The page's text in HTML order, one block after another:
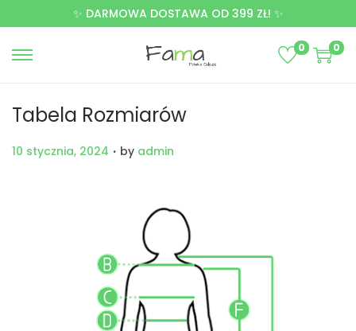
✨ DARMOWA DOSTAWA OD 399 ZŁ! ✨
0 0
Tabela Rozmiarów
P
10 stycznia, 2024 . by admin